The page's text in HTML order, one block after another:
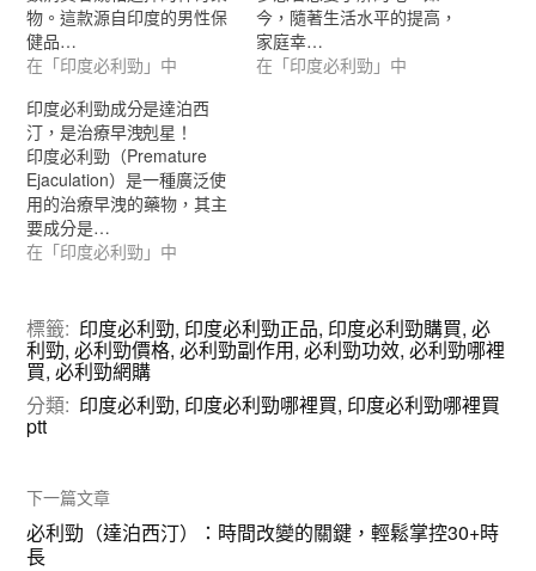
物。這款源自印度的男性保
健品…
在「印度必利勁」中
今，隨著生活水平的提高，
家庭幸…
在「印度必利勁」中
印度必利勁成分是達泊西
汀，是治療早洩剋星！
印度必利勁（Premature
Ejaculation）是一種廣泛使
用的治療早洩的藥物，其主
要成分是…
在「印度必利勁」中
標籤: 印度必利勁, 印度必利勁正品, 印度必利勁購買,必
利勁,必利勁價格,必利勁副作用,必利勁功效,必利勁哪裡
買,必利勁網購
分類: 印度必利勁, 印度必利勁哪裡買, 印度必利勁哪裡買
ptt
下一篇文章
必利勁（達泊西汀）：時間改變的關鍵，輕鬆掌控30+時
長